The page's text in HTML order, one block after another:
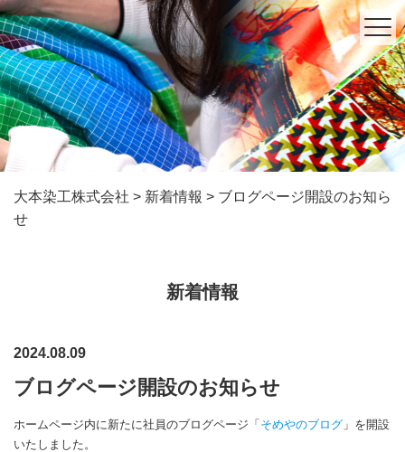
大本染工株式会社 > 新着情報 > ブログページ開設のお知ら
せ
新着情報
2024.08.09
ブログページ開設のお知らせ
ホームページ内に新たに社員のブログページ「 そめやのブログ 」を開設
いたしました。